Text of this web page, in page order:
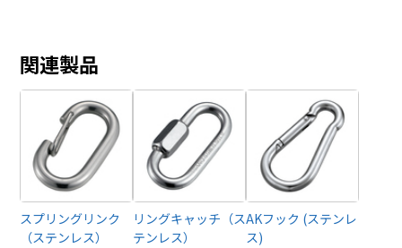
関連製品
スプリングリンク
（ステンレス）
リングキャッチ（ス
テンレス）
AKフック (ステンレ
ス)